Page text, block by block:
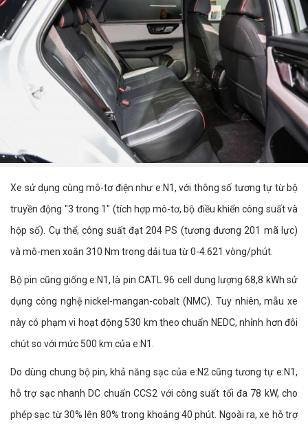
Xe sử dụng cùng mô-tơ điện như e:N1, với thông số tương tự từ bộ
truyền động "3 trong 1" (tích hợp mô-tơ, bộ điều khiển công suất và
hộp số). Cụ thể, công suất đạt 204 PS (tương đương 201 mã lực)
và mô-men xoắn 310 Nm trong dải tua từ 0-4.621 vòng/phút.
Bộ pin cũng giống e:N1, là pin CATL 96 cell dung lượng 68,8 kWh sử
dụng công nghệ nickel-mangan-cobalt (NMC). Tuy nhiên, mẫu xe
này có phạm vi hoạt động 530 km theo chuẩn NEDC, nhỉnh hơn đôi
chút so với mức 500 km của e:N1.
Do dùng chung bộ pin, khả năng sạc của e:N2 cũng tương tự e:N1,
hỗ trợ sạc nhanh DC chuẩn CCS2 với công suất tối đa 78 kW, cho
phép sạc từ 30% lên 80% trong khoảng 40 phút. Ngoài ra, xe hỗ trợ